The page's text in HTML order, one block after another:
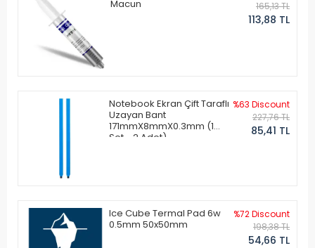
Macun
165,13 TL
113,88 TL
Notebook Ekran Çift Taraflı
Uzayan Bant
171mmX8mmX0.3mm (1
Set - 2 Adet)
%63 Discount
227,76 TL
85,41 TL
Ice Cube Termal Pad 6w
0.5mm 50x50mm
%72 Discount
198,38 TL
54,66 TL